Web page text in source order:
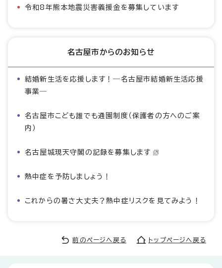
令和8年熊本地震災害義援金を募集しています
名古屋市からのお知らせ
結婚新生活を応援します！―名古屋市結婚新生活応援
事業―
名古屋市こども誰でも通園制度（保護者の方へのご案
内）
名古屋城現天守閣の記録を募集します
熱中症を予防しましょう！
これからの暑さ大丈夫？熱中症リスクを見てみよう！
前のページへ戻る トップページへ戻る